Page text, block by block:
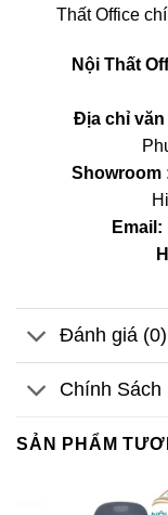
Thất Office
Nội Thất
Địa chỉ
Showroom
Email:
Đánh giá (0)
Chính Sách
SẢN PHẨM